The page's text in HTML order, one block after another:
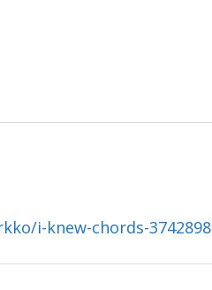
i-knew-chords-3742898